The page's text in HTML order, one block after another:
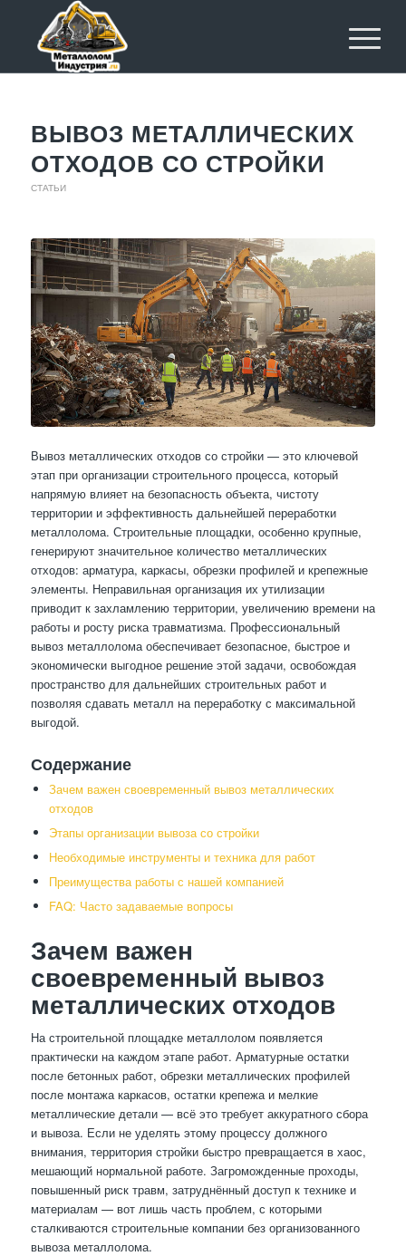
ВЫВОЗ МЕТАЛЛИЧЕСКИХ
ОТХОДОВ СО СТРОЙКИ
СТАТЬИ
Вывоз металлических отходов со стройки — это ключевой
этап при организации строительного процесса, который
напрямую влияет на безопасность объекта, чистоту
территории и эффективность дальнейшей переработки
металлолома. Строительные площадки, особенно крупные,
генерируют значительное количество металлических
отходов: арматура, каркасы, обрезки профилей и крепежные
элементы. Неправильная организация их утилизации
приводит к захламлению территории, увеличению времени на
работы и росту риска травматизма. Профессиональный
вывоз металлолома обеспечивает безопасное, быстрое и
экономически выгодное решение этой задачи, освобождая
пространство для дальнейших строительных работ и
позволяя сдавать металл на переработку с максимальной
выгодой.
Содержание
Зачем важен своевременный вывоз металлических
отходов
Этапы организации вывоза со стройки
Необходимые инструменты и техника для работ
Преимущества работы с нашей компанией
FAQ: Часто задаваемые вопросы
Зачем важен
своевременный вывоз
металлических отходов
На строительной площадке металлолом появляется
практически на каждом этапе работ. Арматурные остатки
после бетонных работ, обрезки металлических профилей
после монтажа каркасов, остатки крепежа и мелкие
металлические детали — всё это требует аккуратного сбора
и вывоза. Если не уделять этому процессу должного
внимания, территория стройки быстро превращается в хаос,
мешающий нормальной работе. Загроможденные проходы,
повышенный риск травм, затруднённый доступ к технике и
материалам — вот лишь часть проблем, с которыми
сталкиваются строительные компании без организованного
вывоза металлолома.